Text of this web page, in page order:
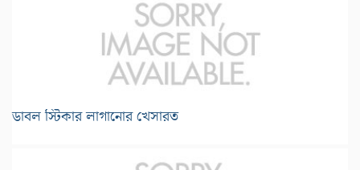
ডাবল স্টিকার লাগানোর খেসারত